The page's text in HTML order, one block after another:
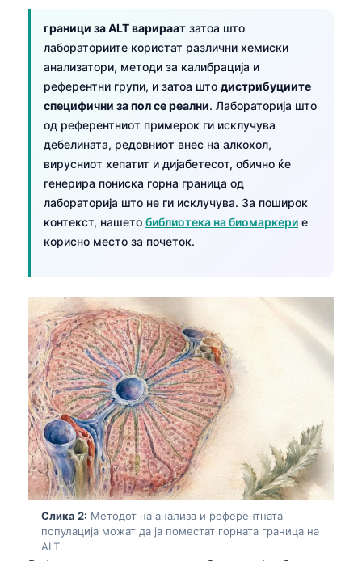
граници за ALT варираат затоа што
лабораториите користат различни хемиски
анализатори, методи за калибрација и
референтни групи, и затоа што дистрибуциите
специфични за пол се реални. Лабораторија што
од референтниот примерок ги исклучува
дебелината, редовниот внес на алкохол,
вирусниот хепатит и дијабетесот, обично ќе
генерира пониска горна граница од
лабораторија што не ги исклучува. За поширок
контекст, нашето библиотека на биомаркери е
корисно место за почеток.
Слика 2: Методот на анализа и референтната
популација можат да ја поместат горната граница на
ALT.